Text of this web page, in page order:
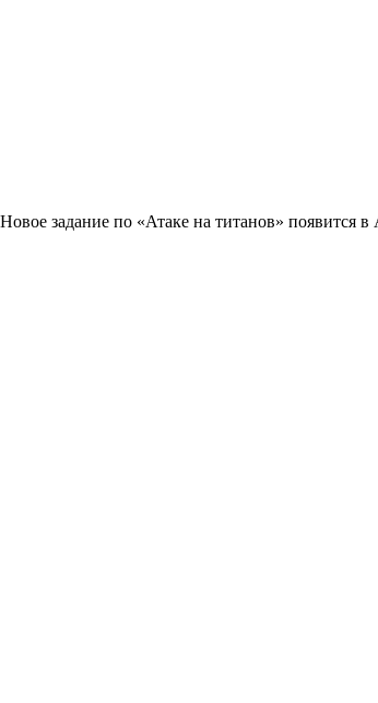
Новое задание по «Атаке на титанов» появится в